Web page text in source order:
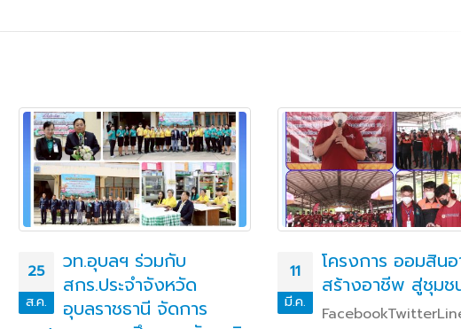
25
ส.ค.
วท.อุบลฯ ร่วมกับ
สกร.ประจำจังหวัด
อุบลราชธานี จัดการ
11
มี.ค.
โครงการ ออมสินอ
สร้างอาชีพ สู่ชุมช